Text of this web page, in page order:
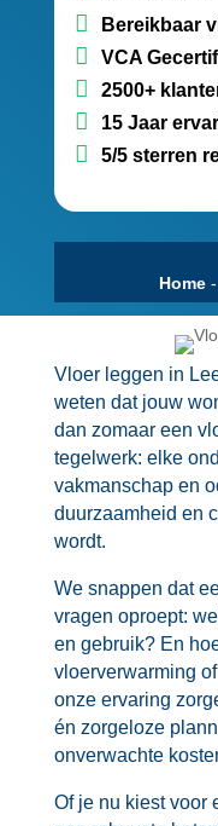
Bereikbaar
VCA
2500+
15 Jaar
5/5 sterren
Home
Vloer leggen in
weten dat jouw
dan zomaar een
tegelwerk: elke
vakmanschap en
duurzaamheid en
wordt.​
We snappen dat
vragen oproept:
en gebruik? En
vloerverwarming
onze ervaring
én zorgeloze
onverwachte
Of je nu kiest voor